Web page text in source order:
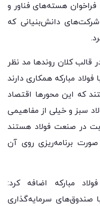
فراخوان هسته‌های فناور و
دانش‌بنیانی که
قالب کلان روندها مد نظر
مبارکه همکاری دارند
که این محورها اقتصاد
فولاد سبز و خیلی از مفاهیمی
در صنعت فولاد هستند
برنامه‌ریزی روی آن
مبارکه اضافه کرد:
صندوق‌های سرمایه‌گذاری